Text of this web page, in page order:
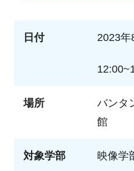
日付 2023年
場所
バンタ
館
対象学部 映像学